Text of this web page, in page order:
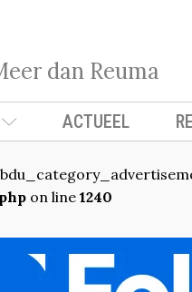
dan Reuma
ACTUEEL
on line 1240